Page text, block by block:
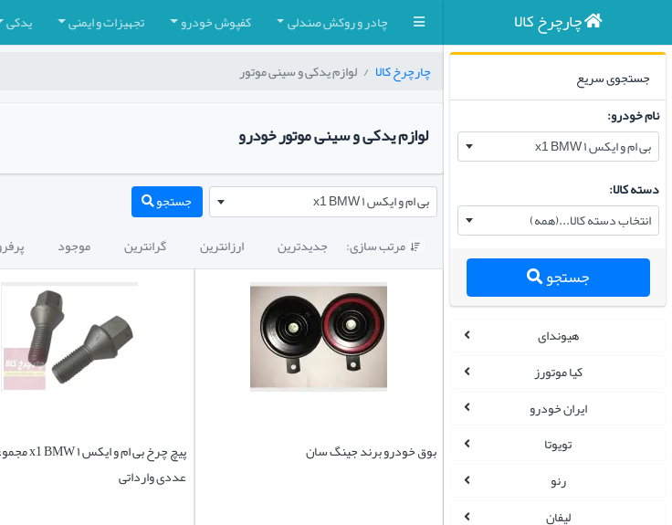
چادر و روکش صندلی کفپوش خودرو تجهیزات و ایمنی یدکی چارچرخ کالا
جستجوی سریع
نام خودرو:
بی ام و ایکس ۱ x1 BMW
دسته کالا:
انتخاب دسته کالا...(همه)
جستجو
هیوندای
کیا موتورز
ایران خودرو
تویوتا
رنو
لیفان
چارچرخ کالا لوازم یدکی و سینی موتور
لوازم یدکی و سینی موتور خودرو
بی ام و ایکس ۱ x1 BMW جستجو
 مرتب سازی: جدیدترین ارزانترین گرانترین موجود
بوق خودرو برند جینگ سان
عددی وارداتی